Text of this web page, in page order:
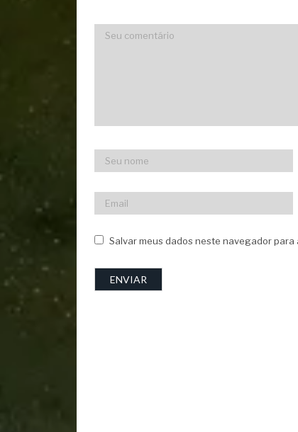
Salvar meus dados neste navegador para